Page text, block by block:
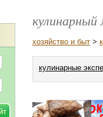
кулинарный
хозяйство и быт >
кулинарные